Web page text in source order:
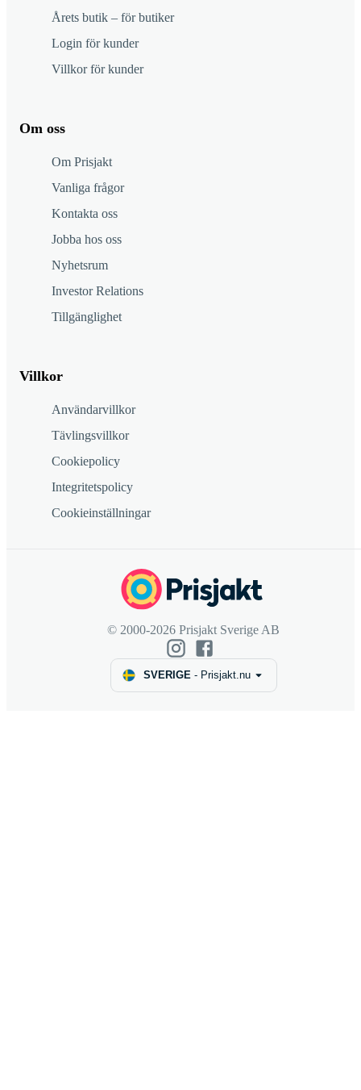
Årets butik – för butiker
Login för kunder
Villkor för kunder
Om oss
Om Prisjakt
Vanliga frågor
Kontakta oss
Jobba hos oss
Nyhetsrum
Investor Relations
Tillgänglighet
Villkor
Användarvillkor
Tävlingsvillkor
Cookiepolicy
Integritetspolicy
Cookieinställningar
© 2000-2026 Prisjakt Sverige AB
SVERIGE- Prisjakt.nu